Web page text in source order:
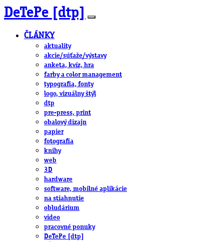
DeTePe [dtp]
ČLÁNKY
aktuality
akcie/súťaže/výstavy
anketa, kvíz, hra
farby a color management
typografia, fonty
logo, vizuálny štýl
dtp
pre-press, print
obalový dizajn
papier
fotografia
knihy
web
3D
hardware
software, mobilné aplikácie
na stiahnutie
obludárium
video
pracovné ponuky
DeTePe [dtp]